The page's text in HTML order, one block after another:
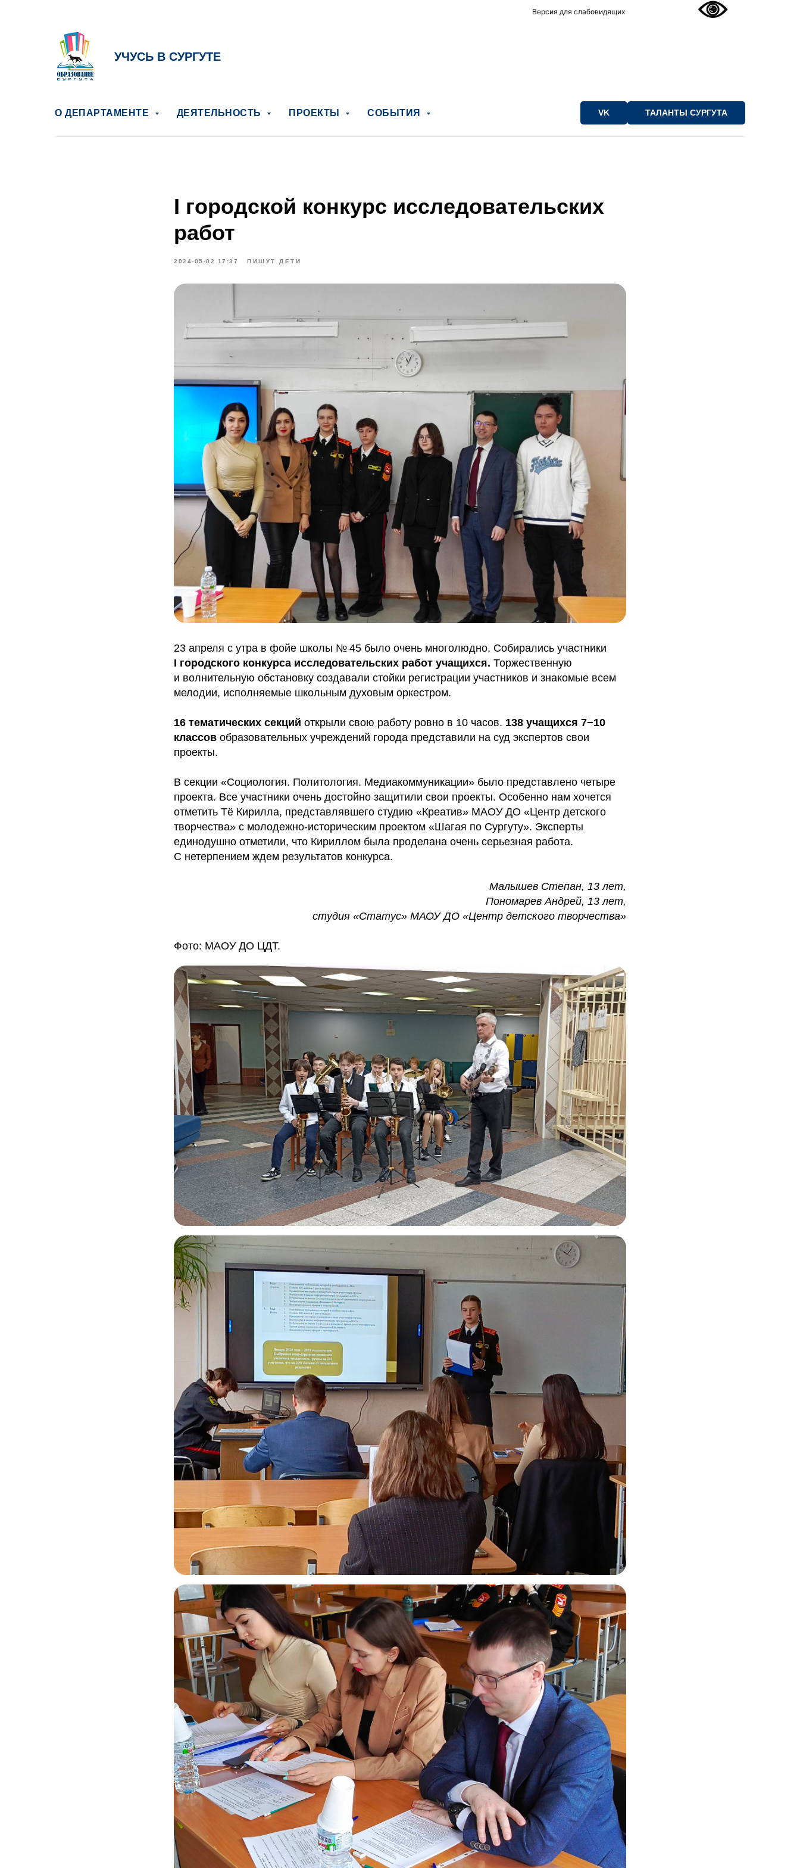
Версия для слабовидящих
УЧУСЬ В СУРГУТЕ
О ДЕПАРТАМЕНТЕ ДЕЯТЕЛЬНОСТЬ ПРОЕКТЫ СОБЫТИЯ VK ТАЛАНТЫ СУРГУТА
I городской конкурс исследовательских
работ
2024-05-02 17:37 ПИШУТ ДЕТИ
23 апреля с утра в фойе школы № 45 было очень многолюдно. Собирались участники
I городского конкурса исследовательских работ учащихся. Торжественную
и волнительную обстановку создавали стойки регистрации участников и знакомые всем
мелодии, исполняемые школьным духовым оркестром.
16 тематических секций открыли свою работу ровно в 10 часов. 138 учащихся 7−10
классов образовательных учреждений города представили на суд экспертов свои
проекты.
В секции «Социология. Политология. Медиакоммуникации» было представлено четыре
проекта. Все участники очень достойно защитили свои проекты. Особенно нам хочется
отметить Тё Кирилла, представлявшего студию «Креатив» МАОУ ДО «Центр детского
творчества» с молодежно-историческим проектом «Шагая по Сургуту». Эксперты
единодушно отметили, что Кириллом была проделана очень серьезная работа.
С нетерпением ждем результатов конкурса.
Малышев Степан, 13 лет,
Пономарев Андрей, 13 лет,
студия «Статус» МАОУ ДО «Центр детского творчества»
Фото: МАОУ ДО ЦДТ.